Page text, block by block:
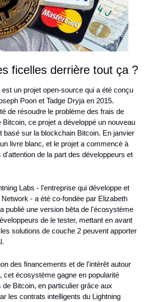
ficelles derrière tout ça ?
un projet open-source qui a été conçu
Poon et Tadge Dryja en 2015.
de résoudre le problème des frais de
ce projet a développé un nouveau
basé sur la blockchain Bitcoin. En janvier
livre blanc, et le projet a commencé à
de la part des développeurs et
Labs - l'entreprise qui développe et
- a été co-fondée par Elizabeth
publié une version bêta de l'écosystème
de le tester, mettant en avant
solutions de couche 2 peuvent apporter
des financements et de l'intérêt autour
cet écosystème gagne en popularité
Bitcoin, en particulier grâce aux
les contrats intelligents du Lightning